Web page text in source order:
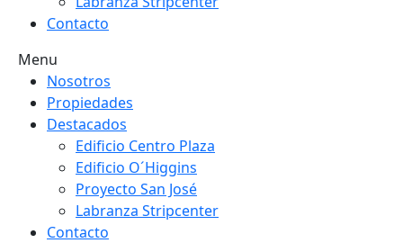
Contacto
Menu
Nosotros
Propiedades
Destacados
Edificio Centro Plaza
Edificio O´Higgins
Proyecto San José
Labranza Stripcenter
Contacto